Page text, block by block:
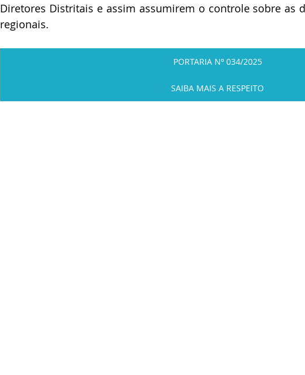
Diretores Distritais e assim assumirem o controle sobre as
regionais.
PORTARIA Nº 034/2025
SAIBA MAIS A RESPEITO